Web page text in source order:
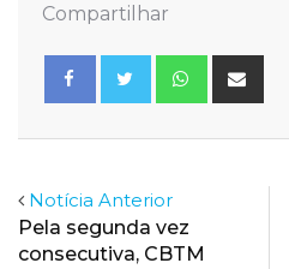
Compartilhar
Whatsapp
Notícia Anterior
Pela segunda vez
consecutiva, CBTM